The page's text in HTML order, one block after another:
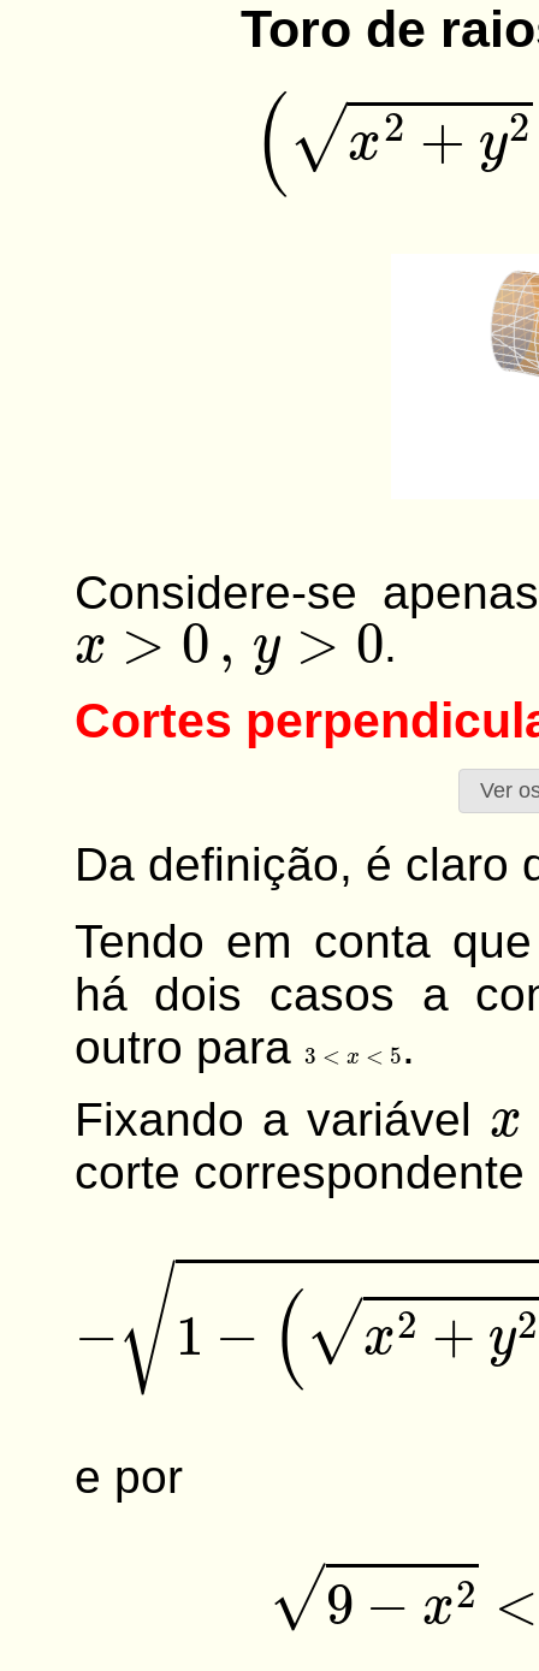
Toro de
(x +y2−4)
Considere-se
x>0,y>0
.
Cortes
Ver
Da definição, é claro
Tendo em conta
há dois casos a
outro para 3
.
Fixando a variável
corte
−1−(x2+y2−4)
e por
9−x